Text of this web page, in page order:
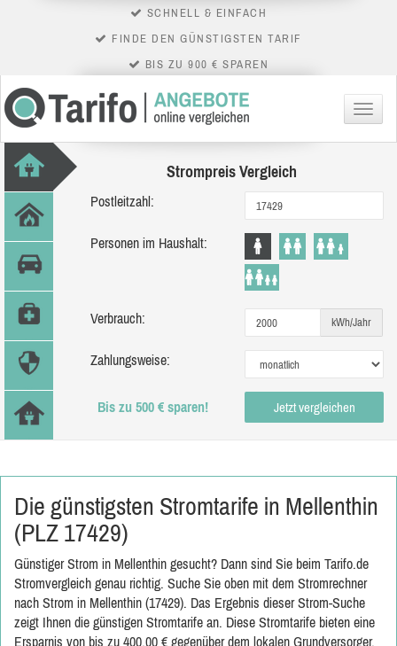
SCHNELL & EINFACH
FINDE DEN GÜNSTIGSTEN TARIF
BIS ZU 900 € SPAREN
Menü
Strompreis Vergleich
Postleitzahl:
Personen im Haushalt:
Verbrauch: kWh/Jahr
Zahlungsweise:
Bis zu 500 € sparen! Jetzt vergleichen
Die günstigsten Stromtarife in Mellenthin
(PLZ 17429)
Günstiger Strom in Mellenthin gesucht? Dann sind Sie beim Tarifo.de
Stromvergleich genau richtig. Suche Sie oben mit dem Stromrechner
nach Strom in Mellenthin (17429). Das Ergebnis dieser Strom-Suche
zeigt Ihnen die günstigen Stromtarife an. Diese Stromtarife bieten eine
Ersparnis von bis zu 400,00 € gegenüber dem lokalen Grundversorger.